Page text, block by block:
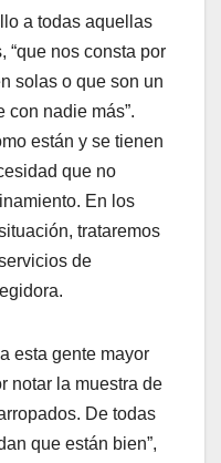
a todas aquellas
“que nos consta por
solas o que son un
con nadie más”.
están y se tienen
que no
En los
trataremos
de
esta gente mayor
notar la muestra de
De todas
que están bien”,